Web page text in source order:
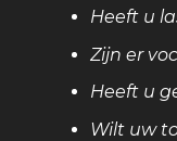
Heeft u
Zijn er
Heeft u
Wilt uw